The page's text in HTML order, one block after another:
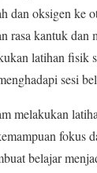
dan oksigen ke
rasa kantuk dan
latihan fisik
sesi
melakukan
fokus
belajar